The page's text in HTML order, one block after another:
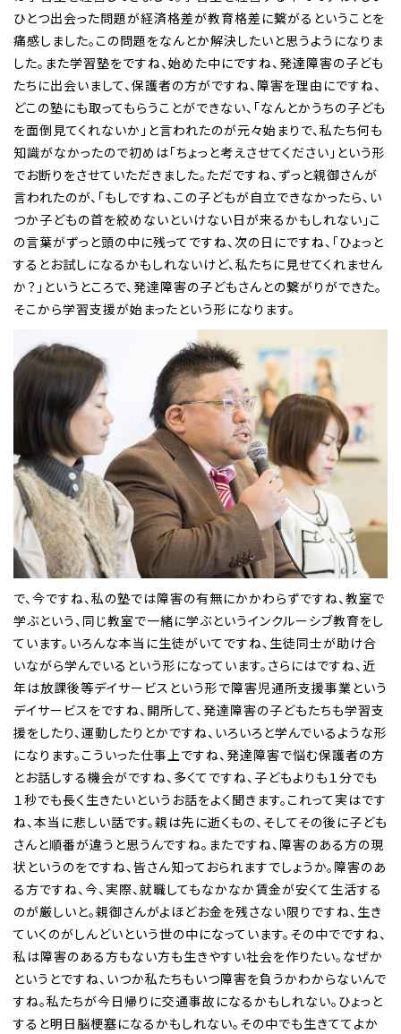
ひとつ出会った問題が経済格差が教育格差に繋がるということを
痛感しました。この問題をなんとか解決したいと思うようになりま
した。また学習塾をですね、始めた中にですね、発達障害の子ども
たちに出会いまして、保護者の方がですね、障害を理由にですね、
どこの塾にも取ってもらうことができない、「なんとかうちの子ども
を面倒見てくれないか」と言われたのが元々始まりで、私たち何も
知識がなかったので初めは「ちょっと考えさせてください」という形
でお断りをさせていただきました。ただですね、ずっと親御さんが
言われたのが、「もしですね、この子どもが自立できなかったら、い
つか子どもの首を絞めないといけない日が来るかもしれない」こ
の言葉がずっと頭の中に残ってですね、次の日にですね、「ひょっと
するとお試しになるかもしれないけど、私たちに見せてくれません
か？」というところで、発達障害の子どもさんとの繋がりができた。
そこから学習支援が始まったという形になります。
で、今ですね、私の塾では障害の有無にかかわらずですね、教室で
学ぶという、同じ教室で一緒に学ぶというインクルーシブ教育をし
ています。いろんな本当に生徒がいてですね、生徒同士が助け合
いながら学んでいるという形になっています。さらにはですね、近
年は放課後等デイサービスという形で障害児通所支援事業という
デイサービスをですね、開所して、発達障害の子どもたちも学習支
援をしたり、運動したりとかですね、いろいろと学んでいるような形
になります。こういった仕事上ですね、発達障害で悩む保護者の方
とお話しする機会がですね、多くてですね、子どもよりも１分でも
１秒でも長く生きたいというお話をよく聞きます。これって実はです
ね、本当に悲しい話です。親は先に逝くもの、そしてその後に子ども
さんと順番が違うと思うんですね。またですね、障害のある方の現
状というのをですね、皆さん知っておられますでしょうか。障害のあ
る方ですね、今、実際、就職してもなかなか賃金が安くて生活する
のが厳しいと。親御さんがよほどお金を残さない限りですね、生き
ていくのがしんどいという世の中になっています。その中でですね、
私は障害のある方もない方も生きやすい社会を作りたい。なぜか
というとですね、いつか私たちもいつ障害を負うかわからないんで
すね。私たちが今日帰りに交通事故になるかもしれない。ひょっと
すると明日脳梗塞になるかもしれない。その中でも生きててよか